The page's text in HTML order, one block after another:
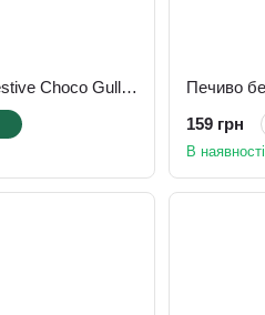
Печиво без цукру Digestive Choco Gullon, 270 г
159 грн
В наявності